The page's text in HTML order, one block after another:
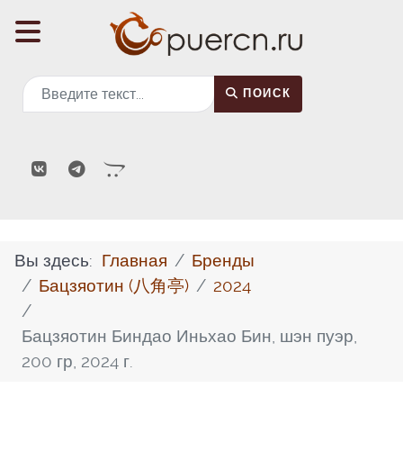
Поиск ПОИСК
Вы здесь: Главная
Бренды
Бацзяотин (八角亭)
2024
Бацзяотин Биндао Иньхао Бин, шэн пуэр,
200 гр, 2024 г.